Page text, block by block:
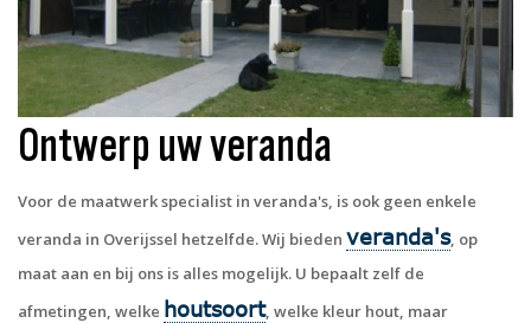
Ontwerp uw veranda
Voor de maatwerk specialist in veranda's, is ook geen enkele
veranda in Overijssel hetzelfde. Wij bieden veranda's, op
maat aan en bij ons is alles mogelijk. U bepaalt zelf de
afmetingen, welke houtsoort, welke kleur hout, maar